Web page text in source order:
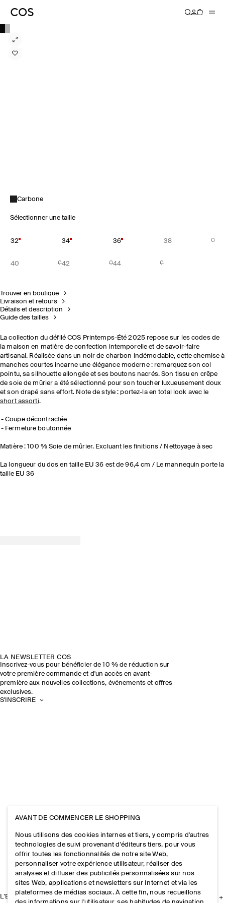
Carbone
Sélectionner une taille
32 34 36 38
40 42 44
Trouver en boutique
Livraison et retours
Détails et description
Guide des tailles
La collection du défilé COS Printemps-Été 2025 repose sur les codes de
la maison en matière de confection intemporelle et de savoir-faire
artisanal. Réalisée dans un noir de charbon indémodable, cette chemise à
manches courtes incarne une élégance moderne : remarquez son col
pointu, sa silhouette allongée et ses boutons nacrés. Son tissu en crêpe
de soie de mûrier a été sélectionné pour son toucher luxueusement doux
et son drapé sans effort. Note de style : portez-la en total look avec le
short assorti.
Coupe décontractée
Fermeture boutonnée
Matière : 100 % Soie de mûrier. Excluant les finitions / Nettoyage à sec
La longueur du dos en taille EU 36 est de 96,4 cm / Le mannequin porte la
taille EU 36
LA NEWSLETTER COS
Inscrivez-vous pour bénéficier de 10 % de réduction sur
votre première commande et d'un accès en avant-
première aux nouvelles collections, événements et offres
exclusives.
S'INSCRIRE
L'ENTREPRISE
AVANT DE COMMENCER LE SHOPPING
Nous utilisons des cookies internes et tiers, y compris d'autres
technologies de suivi provenant d'éditeurs tiers, pour vous
offrir toutes les fonctionnalités de notre site Web,
personnaliser votre expérience utilisateur, réaliser des
analyses et diffuser des publicités personnalisées sur nos
sites Web, applications et newsletters sur Internet et via les
plateformes de médias sociaux. À cette fin, nous recueillons